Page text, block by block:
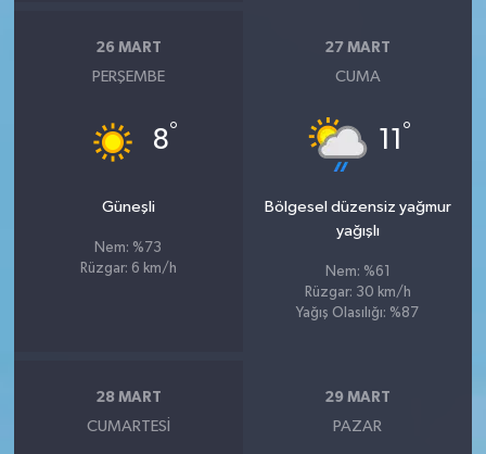
26 MART
PERŞEMBE
8°
Güneşli
Nem: %73
Rüzgar: 6 km/h
27 MART
CUMA
11 °
Bölgesel düzensiz yağmur
yağışlı
Nem: %61
Rüzgar: 30 km/h
Yağış Olasılığı: %87
28 MART
CUMARTESI
29 MART
PAZAR